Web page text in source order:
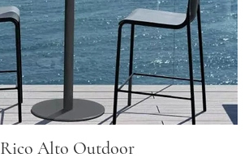
Rico Alto Outdoor